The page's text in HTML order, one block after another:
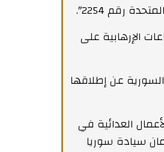
رقم 2254″.
الإرهابية على
عن إطلاقها
العدائية في
سيادة سوريا